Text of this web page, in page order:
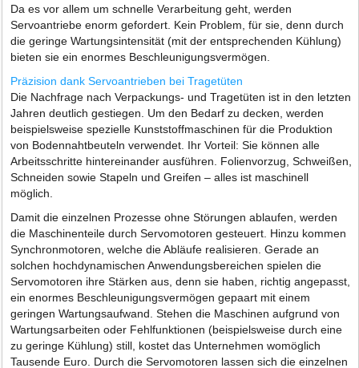
Da es vor allem um schnelle Verarbeitung geht, werden
Servoantriebe enorm gefordert. Kein Problem, für sie, denn durch
die geringe Wartungsintensität (mit der entsprechenden Kühlung)
bieten sie ein enormes Beschleunigungsvermögen.
Präzision dank Servoantrieben bei Tragetüten
Die Nachfrage nach Verpackungs- und Tragetüten ist in den letzten
Jahren deutlich gestiegen. Um den Bedarf zu decken, werden
beispielsweise spezielle Kunststoffmaschinen für die Produktion
von Bodennahtbeuteln verwendet. Ihr Vorteil: Sie können alle
Arbeitsschritte hintereinander ausführen. Folienvorzug, Schweißen,
Schneiden sowie Stapeln und Greifen – alles ist maschinell
möglich.
Damit die einzelnen Prozesse ohne Störungen ablaufen, werden
die Maschinenteile durch Servomotoren gesteuert. Hinzu kommen
Synchronmotoren, welche die Abläufe realisieren. Gerade an
solchen hochdynamischen Anwendungsbereichen spielen die
Servomotoren ihre Stärken aus, denn sie haben, richtig angepasst,
ein enormes Beschleunigungsvermögen gepaart mit einem
geringen Wartungsaufwand. Stehen die Maschinen aufgrund von
Wartungsarbeiten oder Fehlfunktionen (beispielsweise durch eine
zu geringe Kühlung) still, kostet das Unternehmen womöglich
Tausende Euro. Durch die Servomotoren lassen sich die einzelnen